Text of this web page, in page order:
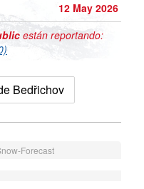
12 May 2026
están reportando:
Bedřichov
Forecast